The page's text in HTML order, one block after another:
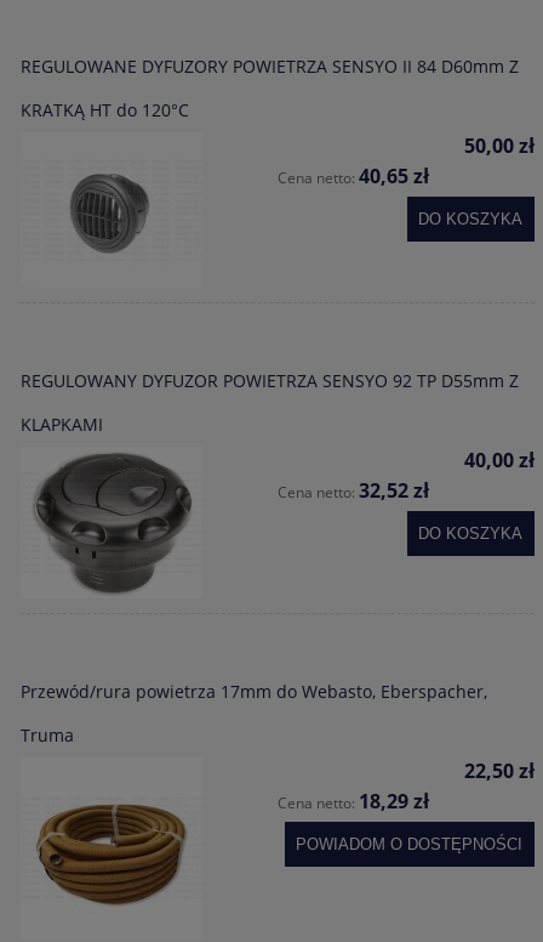
REGULOWANE DYFUZORY POWIETRZA SENSYO II 84 D60mm Z
KRATKĄ HT do 120°C
50,00 zł
Cena netto: 40,65 zł
DO KOSZYKA
REGULOWANY DYFUZOR POWIETRZA SENSYO 92 TP D55mm Z
KLAPKAMI
40,00 zł
Cena netto: 32,52 zł
DO KOSZYKA
Przewód/rura powietrza 17mm do Webasto, Eberspacher,
Truma
22,50 zł
Cena netto: 18,29 zł
POWIADOM O DOSTĘPNOŚCI